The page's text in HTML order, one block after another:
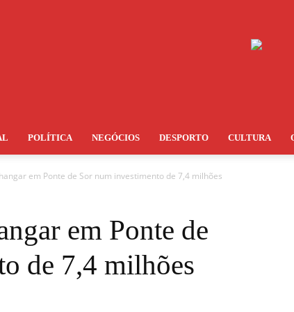
POLÍTICA NEGÓCIOS DESPORTO CULTURA
em Ponte de Sor num investimento de 7,4 milhões
em Ponte de
de 7,4 milhões